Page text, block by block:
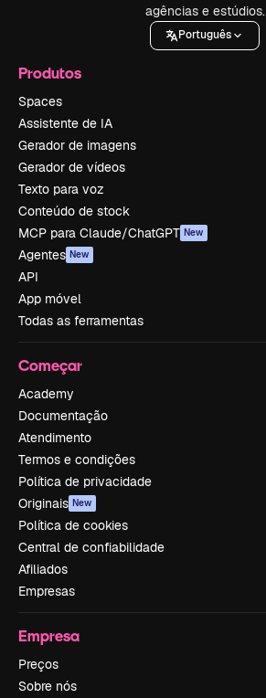
agências e estúdios.
Português
Produtos
Spaces
Assistente de IA
Gerador de imagens
Gerador de vídeos
Texto para voz
Conteúdo de stock
MCP para Claude/ChatGPT New
Agentes New
API
App móvel
Todas as ferramentas
Começar
Academy
Documentação
Atendimento
Termos e condições
Política de privacidade
Originais New
Política de cookies
Central de confiabilidade
Afiliados
Empresas
Empresa
Preços
Sobre nós